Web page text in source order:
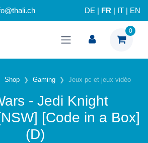
DE FR IT EN
0
Shop Gaming Jeux pc et jeux vidéo
- Jedi Knight
[Code in a Box]
(D)